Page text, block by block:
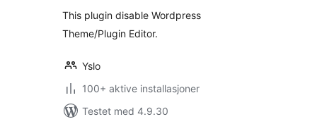
This plugin disable Wordpress
Theme/Plugin Editor.
Yslo
100+ aktive installasjoner
Testet med 4.9.30